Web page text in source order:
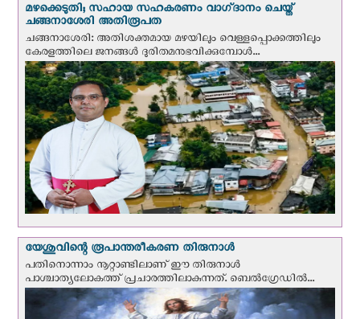
മഴക്കെടുതി; സഹായ സഹകരണം വാഗ്‌ദാനം ചെയ്ത്
ചങ്ങനാശേരി അതിരൂപത
ചങ്ങനാശേരി: അതിശക്തമായ മഴയിലും വെള്ളപ്പൊക്കത്തിലും
കേരളത്തിലെ ജനങ്ങൾ ദുരിതമനുഭവിക്കുമ്പോൾ...
യേശുവിന്റെ രൂപാന്തരീകരണ തിരുനാള്‍
പതിനൊന്നാം നൂറ്റാണ്ടിലാണ് ഈ തിരുനാള്‍
പാശ്ചാത്യലോകത്ത് പ്രചാരത്തിലാകുന്നത്. ബെല്‍ഗ്രേഡില്‍...